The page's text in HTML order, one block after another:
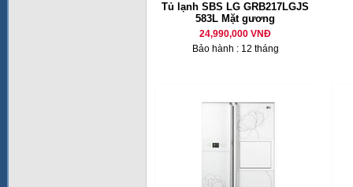
Tủ lạnh SBS LG GRB217LGJS
583L Mặt gương
24,990,000 VNĐ
Bảo hành : 12 tháng